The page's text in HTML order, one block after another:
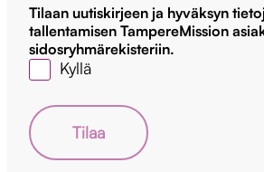
kentät
Tilaan uutiskirjeen ja hyväksyn
tallentamisen TampereMission
sidosryhmärekisteriin.
Kyllä